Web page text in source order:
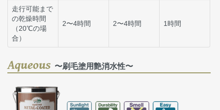
走行可能まで
の乾燥時間
（20℃の場
合）
2〜4時間 2〜4時間 1時間
Aqueous 〜刷毛塗用艶消水性〜